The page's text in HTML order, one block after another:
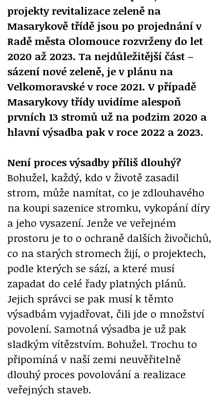
projekty revitalizace zeleně na
Masarykově třídě jsou po projednání v
Radě města Olomouce rozvrženy do let
2020 až 2023. Ta nejdůležitější část –
sázení nové zeleně, je v plánu na
Velkomoravské v roce 2021. V případě
Masarykovy třídy uvidíme alespoň
prvních 13 stromů už na podzim 2020 a
hlavní výsadba pak v roce 2022 a 2023.
Není proces výsadby příliš dlouhý?
Bohužel, každý, kdo v životě zasadil
strom, může namítat, co je zdlouhavého
na koupi sazenice stromku, vykopání díry
a jeho vysazení. Jenže ve veřejném
prostoru je to o ochraně dalších živočichů,
co na starých stromech žijí, o projektech,
podle kterých se sází, a které musí
zapadat do celé řady platných plánů.
Jejich správci se pak musí k těmto
výsadbám vyjadřovat, čili jde o množství
povolení. Samotná výsadba je už pak
sladkým vítězstvím. Bohužel. Trochu to
připomíná v naší zemi neuvěřitelně
dlouhý proces povolování a realizace
veřejných staveb.